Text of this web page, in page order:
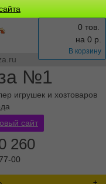
№1
игрушек и хозтоваров
0 тов.
на 0 р.
В корзину
сайт
260
00